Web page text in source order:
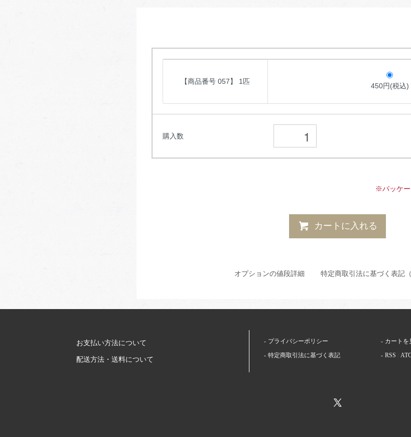
【商品番号 057】 1匹
450円(税込)
購入数
※パッケー
カートに入れる
オプションの値段詳細 特定商取引法に基づく表記（
お支払い方法について
配送方法・送料について
プライバシーポリシー
特定商取引法に基づく表記
カートを
RSS /